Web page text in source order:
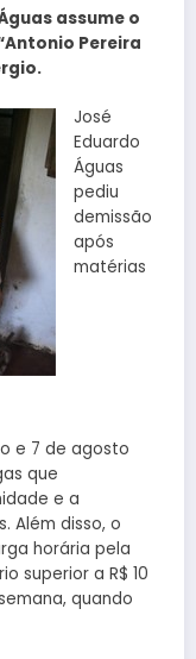
assume o
Pereira
José
Eduardo
Águas
pediu
demissão
após
matérias
e 7 de agosto
que
e a
Além disso, o
horária pela
superior a R$ 10
quando